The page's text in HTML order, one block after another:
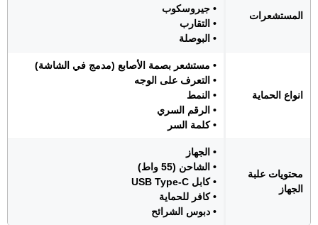
المستشعرات
• جيروسكوب
• التقارب
• البوصلة
انواع الحماية
• مستشعر بصمة الأصابع (مدمج في الشاشة)
• التعرف على الوجه
• النمط
• الرقم السري
• كلمة السر
محتويات علبة
الجهاز
• الجهاز
• الشاحن (55 واط)
• كابل USB Type-C
• كافر للحماية
• دبوس الشرائح